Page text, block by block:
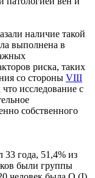
наличие такой
выполнена в
риска, таких
со стороны VIII
исследование с
собственного
33 года, 51,4% из
были группы